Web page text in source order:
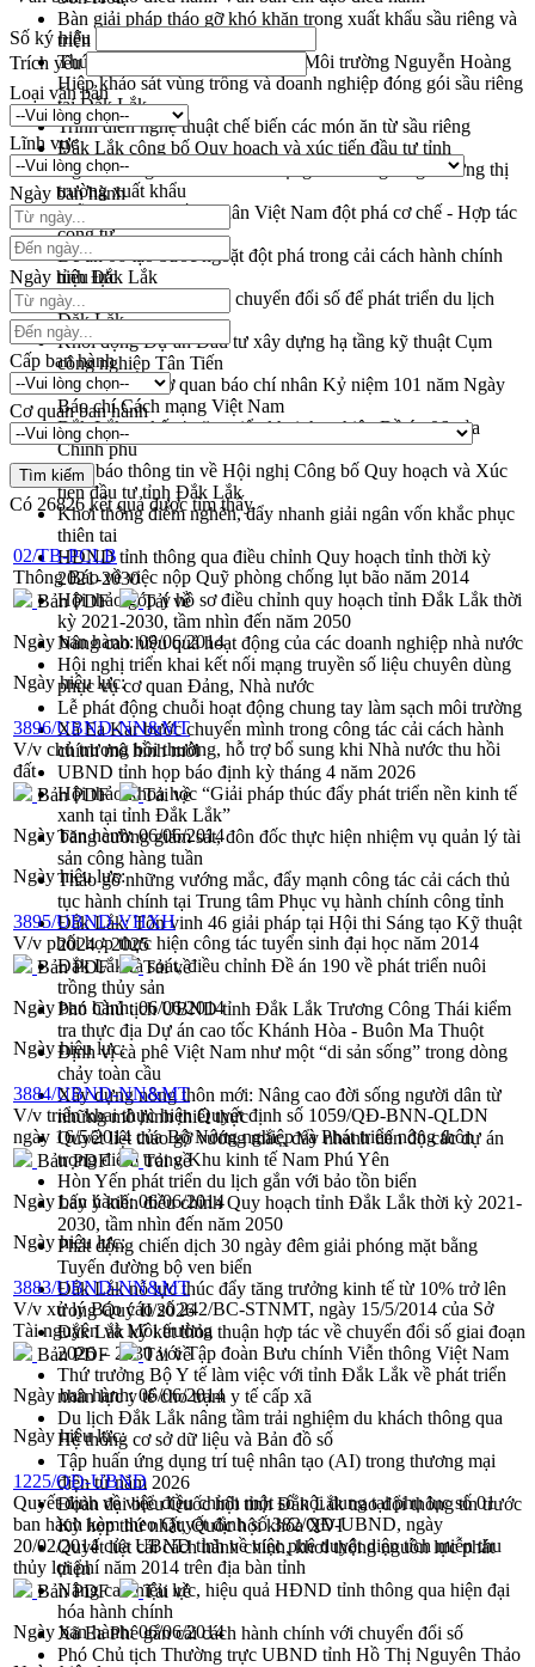
Bàn giải pháp tháo gỡ khó khăn trong xuất khẩu sầu riêng và
triển khai quy định EUDR
Thứ trưởng Bộ Nông nghiệp và Môi trường Nguyễn Hoàng
Hiệp khảo sát vùng trồng và doanh nghiệp đóng gói sầu riêng
tại Đắk Lắk
Trình diễn nghệ thuật chế biến các món ăn từ sầu riêng
Đắk Lắk công bố Quy hoạch và xúc tiến đầu tư tỉnh
Ngành cá ngừ Đắk Lắk chủ động thích ứng để giữ vững thị
trường xuất khẩu
Diễn đàn Kinh tế tư nhân Việt Nam đột phá cơ chế - Hợp tác
công tư
Đề án 06 tạo bước ngoặt đột phá trong cải cách hành chính
tỉnh Đắk Lắk
Kết nối tour, đẩy mạnh chuyển đổi số để phát triển du lịch
Đắk Lắk
Khởi động Dự án Đầu tư xây dựng hạ tầng kỹ thuật Cụm
công nghiệp Tân Tiến
Gặp mặt các cơ quan báo chí nhân Kỷ niệm 101 năm Ngày
Báo chí Cách mạng Việt Nam
Đắk Lắk sơ kết 4 năm triển khai thực hiện Đề án 06 của
Chính phủ
Họp báo thông tin về Hội nghị Công bố Quy hoạch và Xúc
tiến đầu tư tỉnh Đắk Lắk
Khơi thông điểm nghẽn, đẩy nhanh giải ngân vốn khắc phục
thiên tai
HĐND tỉnh thông qua điều chỉnh Quy hoạch tỉnh thời kỳ
2021-2030
Hội thảo góp ý hồ sơ điều chỉnh quy hoạch tỉnh Đắk Lắk thời
kỳ 2021-2030, tầm nhìn đến năm 2050
Nâng cao hiệu quả hoạt động của các doanh nghiệp nhà nước
Hội nghị triển khai kết nối mạng truyền số liệu chuyên dùng
phục vụ cơ quan Đảng, Nhà nước
Lễ phát động chuỗi hoạt động chung tay làm sạch môi trường
Xã Ea Kar bước chuyển mình trong công tác cải cách hành
chính mô hình mới
UBND tỉnh họp báo định kỳ tháng 4 năm 2026
Hội thảo khoa học “Giải pháp thúc đẩy phát triển nền kinh tế
xanh tại tỉnh Đắk Lắk”
Tăng cường giám sát, đôn đốc thực hiện nhiệm vụ quản lý tài
sản công hàng tuần
Tháo gỡ những vướng mắc, đẩy mạnh công tác cải cách thủ
tục hành chính tại Trung tâm Phục vụ hành chính công tỉnh
Đắk Lắk: Tôn vinh 46 giải pháp tại Hội thi Sáng tạo Kỹ thuật
2024 - 2025
Đắk Lắk rà soát, điều chỉnh Đề án 190 về phát triển nuôi
trồng thủy sản
Phó Chủ tịch UBND tỉnh Đắk Lắk Trương Công Thái kiểm
tra thực địa Dự án cao tốc Khánh Hòa - Buôn Ma Thuột
Định vị cà phê Việt Nam như một “di sản sống” trong dòng
chảy toàn cầu
Xây dựng nông thôn mới: Nâng cao đời sống người dân từ
những mô hình thiết thực
Quyết liệt tháo gỡ vướng mắc, đẩy nhanh tiến độ các dự án
trọng điểm trong Khu kinh tế Nam Phú Yên
Hòn Yến phát triển du lịch gắn với bảo tồn biển
Lấy ý kiến điều chỉnh Quy hoạch tỉnh Đắk Lắk thời kỳ 2021-
2030, tầm nhìn đến năm 2050
Phát động chiến dịch 30 ngày đêm giải phóng mặt bằng
Tuyến đường bộ ven biển
Đắk Lắk nỗ lực thúc đẩy tăng trưởng kinh tế từ 10% trở lên
trong Quý II/2026
Đắk Lắk ký kết thỏa thuận hợp tác về chuyển đổi số giai đoạn
2026 – 2030 với Tập đoàn Bưu chính Viễn thông Việt Nam
Thứ trưởng Bộ Y tế làm việc với tỉnh Đắk Lắk về phát triển
nhân lực y tế cho trạm y tế cấp xã
Du lịch Đắk Lắk nâng tầm trải nghiệm du khách thông qua
Hệ thống cơ sở dữ liệu và Bản đồ số
Tập huấn ứng dụng trí tuệ nhân tạo (AI) trong thương mại
điện tử năm 2026
Đoàn đại biểu Quốc hội tỉnh Đắk Lắk trao đổi thông tin trước
Kỳ họp thứ nhất, Quốc hội khóa XVI
Quyết liệt cải cách hành chính, khơi thông nguồn lực phát
triển
Nâng cao hiệu lực, hiệu quả HĐND tỉnh thông qua hiện đại
hóa hành chính
Xã Ea Phê gắn cải cách hành chính với chuyển đổi số
Phó Chủ tịch Thường trực UBND tỉnh Hồ Thị Nguyên Thảo
Số ký hiệu
Trích yếu
Loại văn bản
Lĩnh vực
Ngày ban hành
Ngày hiệu lực
Cấp ban hành
Cơ quan ban hành
Có 26826kết quả được tìm thấy
02/TB-PCLB
Thông Báo về việc nộp Quỹ phòng chống lụt bão năm 2014
Bản PDF
Tải về
Ngày ban hành:09/06/2014
Ngày hiệu lực:
3896/UBND-NN&MT
V/v chủ trương bồi thường, hỗ trợ bổ sung khi Nhà nước thu hồi
đất
Bản PDF
Tải về
Ngày ban hành:06/06/2014
Ngày hiệu lực:
3895/UBND-VHXH
V/v phối hợp thực hiện công tác tuyển sinh đại học năm 2014
Bản PDF
Tải về
Ngày ban hành:06/06/2014
Ngày hiệu lực:
3884/UBND-NN&MT
V/v triển khai thực hiện Quyết định số 1059/QĐ-BNN-QLDN
ngày 16/5/2014 của Bộ Nông nghiệp và Phát triển nông thôn
Bản PDF
Tải về
Ngày ban hành:06/06/2014
Ngày hiệu lực:
3883/UBND-NN&MT
V/v xử lý Báo cáo số 242/BC-STNMT, ngày 15/5/2014 của Sở
Tài nguyên và Môi trường
Bản PDF
Tải về
Ngày ban hành:06/06/2014
Ngày hiệu lực:
1225/QĐ-UBND
Quyết định về việc điều chỉnh một số nội dung tại phụ lục số 01
ban hành kèm theo Quyết định số 382/QĐ-UBND, ngày
20/02/2014 của UBND tỉnh về việc phê duyệt diện tích miễn thu
thủy lợi phí năm 2014 trên địa bàn tỉnh
Bản PDF
Tải về
Ngày ban hành:06/06/2014